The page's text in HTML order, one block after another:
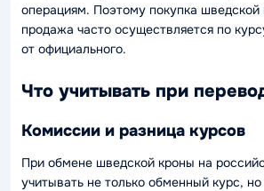
операциям. Поэтому покупка шведской
продажа часто осуществляется по
от официального.
Что учитывать при
Комиссии и разница курсов
При обмене шведской кроны на
учитывать не только обменный курс,